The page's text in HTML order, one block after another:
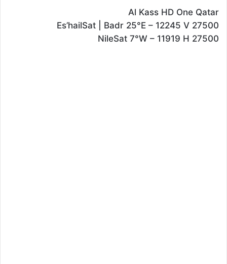
Al Kass HD One Qatar
Es’hailSat | Badr 25°E – 12245 V 27500
NileSat 7°W – 11919 H 27500